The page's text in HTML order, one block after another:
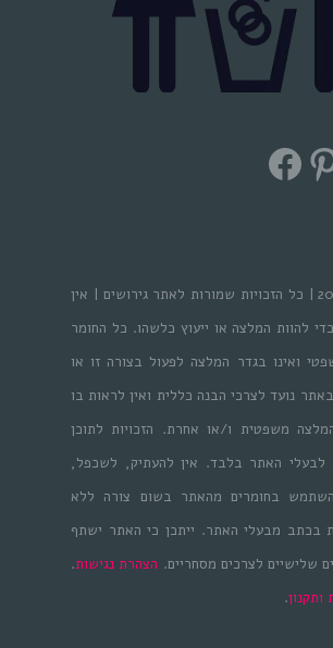
Facebook
גירושים © 2026 | כל הזכויות שמורות לאתר גירושים | אין
להוות המלצה או ייעוץ כלשהו. כל החומר
ואינו בגדר המלצה לפעול בצורה זו או
נועד לצרכי הבנה כללית ואין לראות בו
משפטית ו/או אחרת. הזכויות לתוכן
לבעלי האתר בלבד. אין להעתיק, לשכפל,
בחומרים מהאתר בשום צורה ללא
בכתב מבעלי האתר. ייתכן כי האתר ישתף
שלישיים לצרכים מסחריים. הצהרת נגישות.
ותקנון.